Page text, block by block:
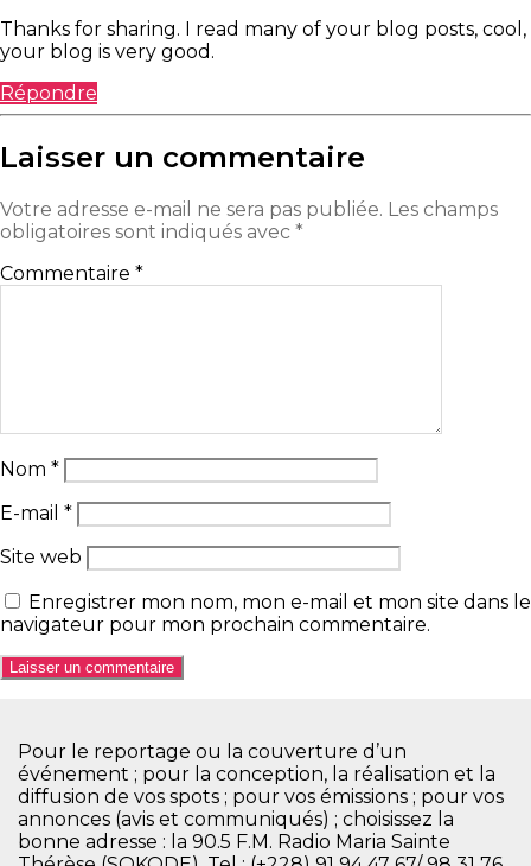
Thanks for sharing. I read many of your blog posts, cool,
your blog is very good.
Répondre
Laisser un commentaire
Votre adresse e-mail ne sera pas publiée. Les champs
obligatoires sont indiqués avec *
Commentaire *
Nom *
E-mail *
Site web
Enregistrer mon nom, mon e-mail et mon site dans le
navigateur pour mon prochain commentaire.
Pour le reportage ou la couverture d’un
événement ; pour la conception, la réalisation et la
diffusion de vos spots ; pour vos émissions ; pour vos
annonces (avis et communiqués) ; choisissez la
bonne adresse : la 90.5 F.M. Radio Maria Sainte